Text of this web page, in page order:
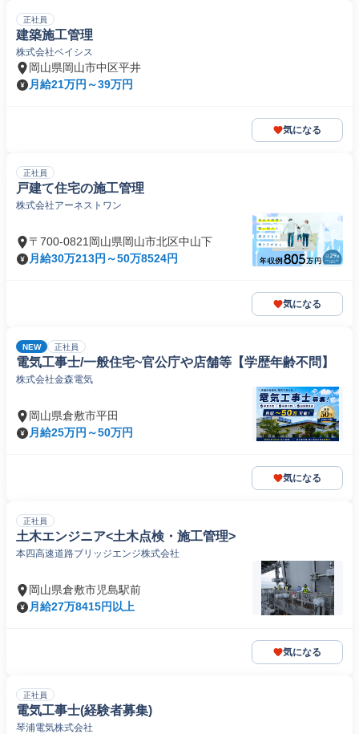
正社員
建築施工管理
株式会社ベイシス
岡山県岡山市中区平井
月給21万円～39万円
気になる
正社員
戸建て住宅の施工管理
株式会社アーネストワン
〒700-0821岡山県岡山市北区中山下
月給30万213円～50万8524円
気になる
NEW 正社員
電気工事士/一般住宅~官公庁や店舗等【学歴年齢不問】
株式会社金森電気
岡山県倉敷市平田
月給25万円～50万円
気になる
正社員
土木エンジニア<土木点検・施工管理>
本四高速道路ブリッジエンジ株式会社
岡山県倉敷市児島駅前
月給27万8415円以上
気になる
正社員
電気工事士(経験者募集)
琴浦電気株式会社